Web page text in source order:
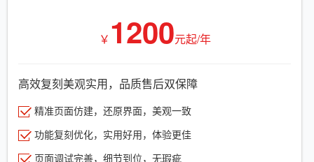
￥ 1200元起/年
高效复刻美观实用，品质售后双保障
精准页面仿建，还原界面，美观一致
功能复刻优化，实用好用，体验更佳
页面调试完善，细节到位，无瑕疵